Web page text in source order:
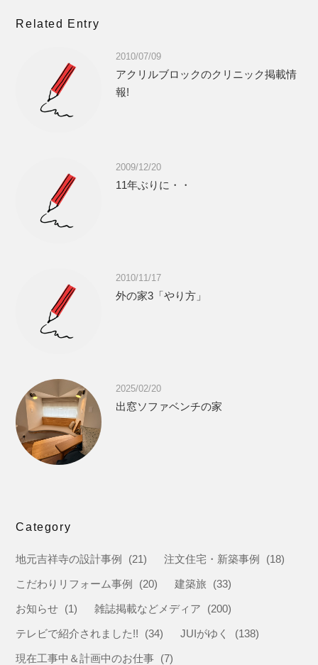
Related Entry
2010/07/09
アクリルブロックのクリニック掲載情
報!
2009/12/20
11年ぶりに・・
2010/11/17
外の家3「やり方」
2025/02/20
出窓ソファベンチの家
Category
地元吉祥寺の設計事例 (21) 注文住宅・新築事例 (18)
こだわりリフォーム事例 (20) 建築旅 (33)
お知らせ (1) 雑誌掲載などメディア (200)
テレビで紹介されました!! (34) JUIがゆく (138)
現在工事中＆計画中のお仕事 (7)